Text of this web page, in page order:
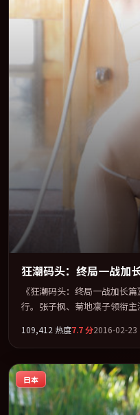
狂潮码头：终局一战加
《狂潮码头：终局一战加长
行。张子枫、菊地凛子领衔
作」类型为骨架，在叙事、表
13 在内地院线及主流平台同
适合喜欢强情节与人物弧光
109,412 热度7.7分2016-02-23
日本